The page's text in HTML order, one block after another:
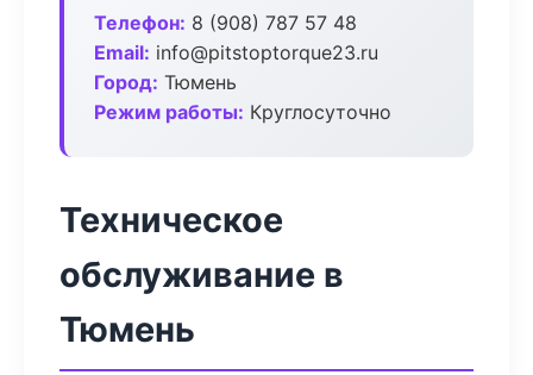
Телефон: 8 (908) 787 57 48
Email: info@pitstoptorque23.ru
Город: Тюмень
Режим работы: Круглосуточно
Техническое
обслуживание в
Тюмень